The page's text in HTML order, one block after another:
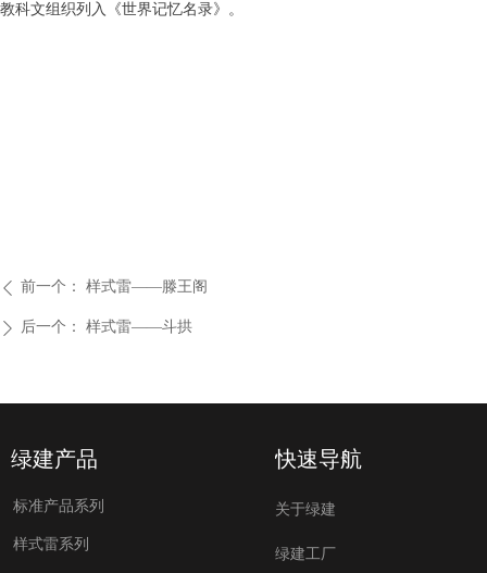
教科文组织列入《世界记忆名录》。
ꄴ 前一个： 样式雷——滕王阁
ꄲ 后一个： 样式雷——斗拱
快速导航
关于绿建
绿建工厂
绿建产品
标准产品系列
样式雷系列